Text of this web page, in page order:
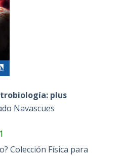
plus
Navascues
Colección Física para